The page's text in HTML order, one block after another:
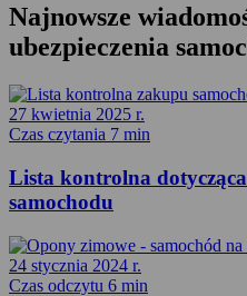
Najnowsze
ubezpieczenia
27 kwietnia 2025 r.
Czas czytania 7 min
Lista kontrolna
samochodu
24 stycznia 2024 r.
Czas odczytu 6 min